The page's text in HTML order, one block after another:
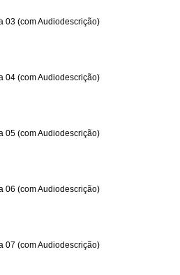
03 (com Audiodescrição)
04 (com Audiodescrição)
05 (com Audiodescrição)
06 (com Audiodescrição)
07 (com Audiodescrição)